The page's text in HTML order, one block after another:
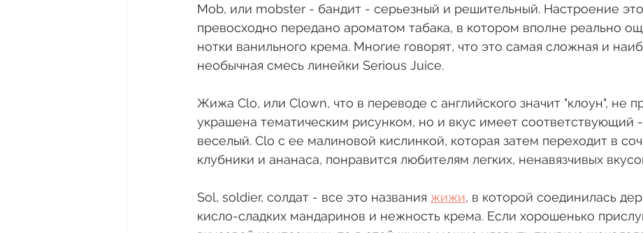
Mob, или mobster - бандит - серьезный и решительный. Настроение
превосходно передано ароматом табака, в котором вполне реально
нотки ванильного крема. Многие говорят, что это самая сложная и
необычная смесь линейки Serious Juice.
Жижа Clo, или Clown, что в переводе с английского значит "клоун", не
украшена тематическим рисунком, но и вкус имеет соответствующий
веселый. Clo с ее малиновой кислинкой, которая затем переходит в
клубники и ананаса, понравится любителям легких, ненавязчивых
Sol, soldier, солдат - все это названия жижи, в которой соединилась
кисло-сладких мандаринов и нежность крема. Если хорошенько